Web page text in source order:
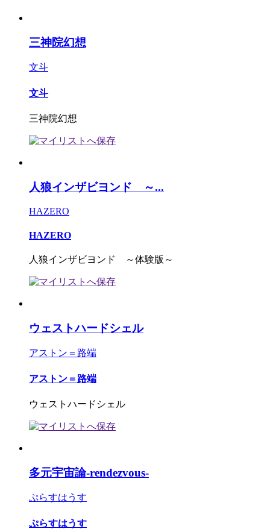
三神院幻想
文斗
文斗
三神院幻想
人狼インザビヨンド ～...
HAZERO
HAZERO
人狼インザビヨンド ～体験版～
ウェストハードシェル
アストン＝路端
アストン＝路端
ウェストハードシェル
多元宇宙論-rendezvous-
ぷらすはうす
ぷらすはうす